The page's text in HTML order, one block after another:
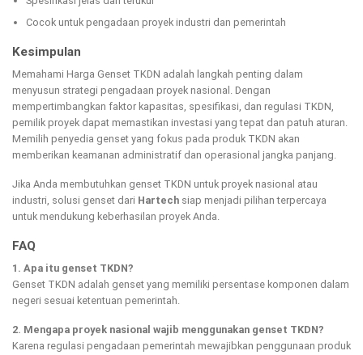
Cocok untuk pengadaan proyek industri dan pemerintah
Kesimpulan
Memahami Harga Genset TKDN adalah langkah penting dalam
menyusun strategi pengadaan proyek nasional. Dengan
mempertimbangkan faktor kapasitas, spesifikasi, dan regulasi TKDN,
pemilik proyek dapat memastikan investasi yang tepat dan patuh aturan.
Memilih penyedia genset yang fokus pada produk TKDN akan
memberikan keamanan administratif dan operasional jangka panjang.
Jika Anda membutuhkan genset TKDN untuk proyek nasional atau
industri, solusi genset dari Hartech siap menjadi pilihan terpercaya
untuk mendukung keberhasilan proyek Anda.
FAQ
1. Apa itu genset TKDN?
Genset TKDN adalah genset yang memiliki persentase komponen dalam
negeri sesuai ketentuan pemerintah.
2. Mengapa proyek nasional wajib menggunakan genset TKDN?
Karena regulasi pengadaan pemerintah mewajibkan penggunaan produk